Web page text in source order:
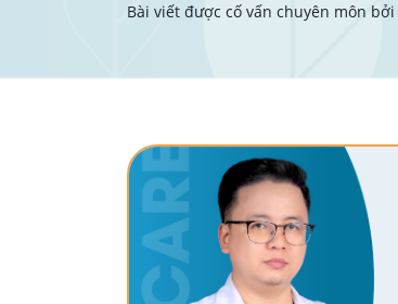
Bài viết được cố vấn chuyên môn bởi